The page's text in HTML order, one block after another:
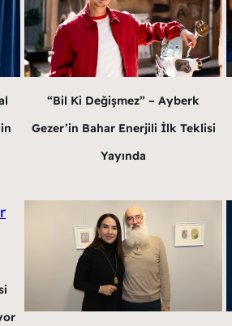
“Bil Ki Değişmez” – Ayberk
Gezer’in Bahar Enerjili İlk Teklisi
Yayında